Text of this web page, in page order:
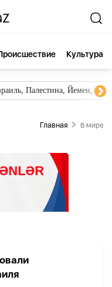
Культура
Палестина, Йемен,
Главная В мире